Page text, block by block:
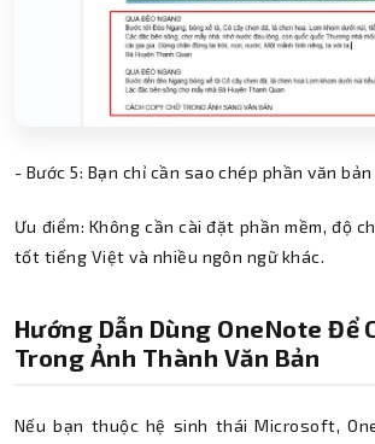
- Bước 5: Bạn chỉ cần sao chép phần văn
Ưu điểm: Không cần cài đặt phần mềm, độ
tốt tiếng Việt và nhiều ngôn ngữ khác.
Hướng Dẫn Dùng OneNote Để
Trong Ảnh Thành Văn Bản
Nếu bạn thuộc hệ sinh thái Microsoft,